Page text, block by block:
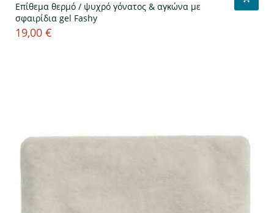
Επίθεμα θερμό / ψυχρό γόνατος & αγκώνα με
σφαιρίδια gel Fashy
Τιμή
19,00 €